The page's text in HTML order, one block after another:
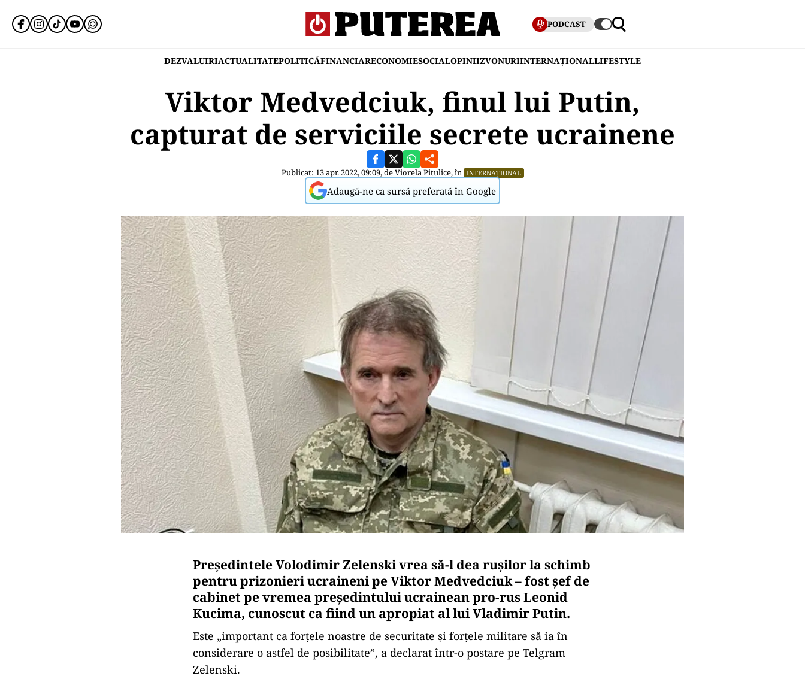
PODCAST
DEZVALUIRIACTUALITATEPOLITICĂFINANCIARECONOMIESOCIALOPINIIZVONURIINTERNAȚIONALLIFESTYLE
Viktor Medvedciuk, finul lui Putin,
capturat de serviciile secrete ucrainene
Publicat: 13 apr. 2022, 09:09, deViorela Pitulice, în INTERNAȚIONAL
Adaugă-ne ca sursă preferată în Google
Președintele Volodimir Zelenski vrea să-l dea rușilor la schimb
pentru prizonieri ucraineni pe Viktor Medvedciuk – fost şef de
cabinet pe vremea preşedintului ucrainean pro-rus Leonid
Kucima, cunoscut ca fiind un apropiat al lui Vladimir Putin.
Este „important ca forţele noastre de securitate şi forţele militare să ia în
considerare o astfel de posibilitate”, a declarat într-o postare pe Telgram
Zelenski.